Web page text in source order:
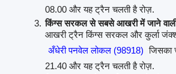
08.00 और यह ट्रैन चलती है रोज़.
किंग्स सरकल से सबसे आखरी में जाने
आखरी ट्रैन किंग्स सरकल और कुर्ला
अँधेरी पनवेल लोकल (98918) जिसका
21.40 और यह ट्रैन चलती है रोज़.